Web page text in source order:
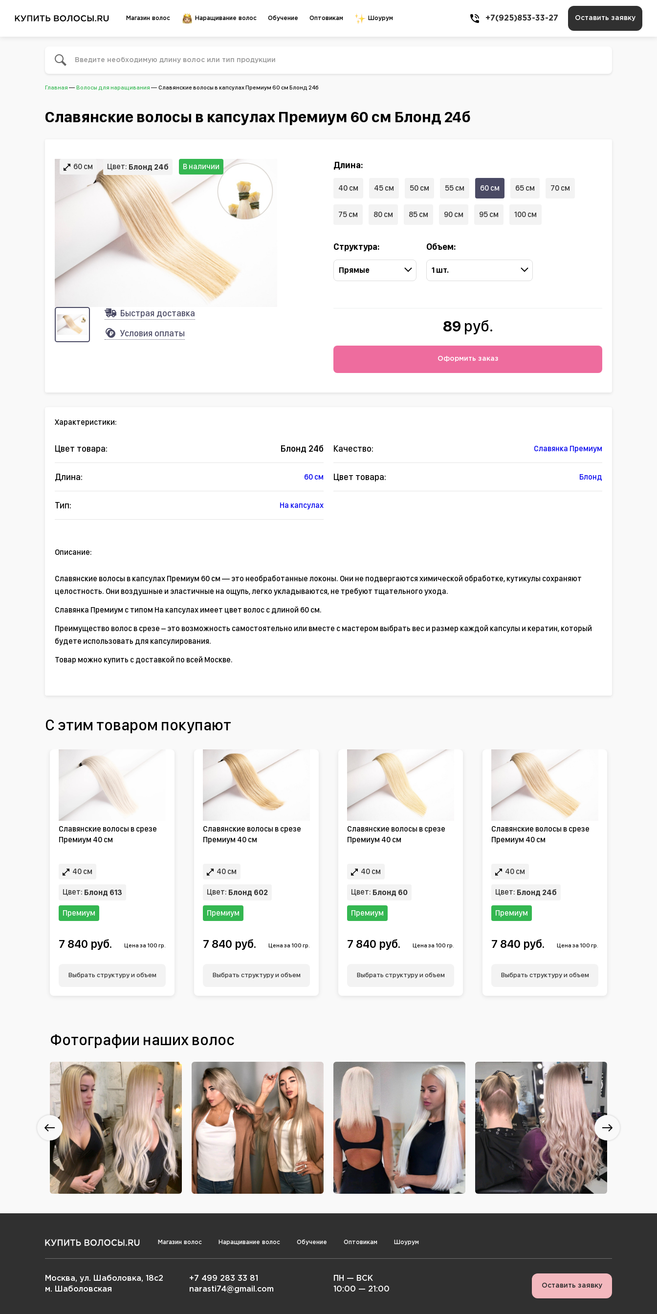
Магазин волос Наращивание волос Обучение Оптовикам Шоурум +7(925)853-33-27 Оставить заявку
Главная Волосы для наращивания Славянские волосы в капсулах Премиум 60 см Блонд 24б
Славянские волосы в капсулах Премиум 60 см Блонд 24б
60 см Цвет: Блонд 24б В наличии
Быстрая доставка
Условия оплаты
Длина:
40 см 45 см 50 см 55 см 60 см 65 см 70 см
75 см 80 см 85 см 90 см 95 см 100 см
Структура:
Прямые
Объем:
1 шт.
89 руб.
Оформить заказ
Характеристики:
Цвет товара: Блонд 24б Качество: Славянка Премиум
Длина: 60 см Цвет товара: Блонд
Тип: На капсулах
Описание:
Славянские волосы в капсулах Премиум 60 см — это необработанные локоны. Они не подвергаются химической обработке, кутикулы сохраняют
целостность. Они воздушные и эластичные на ощупь, легко укладываются, не требуют тщательного ухода.
Славянка Премиум с типом На капсулах имеет цвет волос с длиной 60 см.
Преимущество волос в срезе – это возможность самостоятельно или вместе с мастером выбрать вес и размер каждой капсулы и кератин, который
будете использовать для капсулирования.
Товар можно купить с доставкой по всей Москве.
С этим товаром покупают
Славянские волосы в срезе
Премиум 40 см
40 см
Цвет: Блонд 613
Премиум
7 840 руб. Цена за 100 гр.
Выбрать структуру и объем
Славянские волосы в срезе
Премиум 40 см
40 см
Цвет: Блонд 602
Премиум
7 840 руб. Цена за 100 гр.
Выбрать структуру и объем
Славянские волосы в срезе
Премиум 40 см
40 см
Цвет: Блонд 60
Премиум
7 840 руб. Цена за 100 гр.
Выбрать структуру и объем
Славянские волосы в срезе
Премиум 40 см
40 см
Цвет: Блонд 24б
Премиум
7 840 руб. Цена за 100 гр.
Выбрать структуру и объем
Фотографии наших волос
Магазин волос Наращивание волос Обучение Оптовикам Шоурум
Москва, ул. Шаболовка, 18с2
м. Шаболовская
+7 499 283 33 81
narasti74@gmail.com
ПН — ВСК
10:00 — 21:00
Оставить заявку